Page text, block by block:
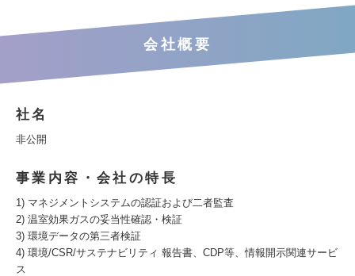
会社概要
社名
非公開
事業内容・会社の特長
1) マネジメントシステムの認証および二者監査
2) 温室効果ガスの妥当性確認・検証
3) 環境データの第三者検証
4) 環境/CSR/サステナビリティ 報告書、CDP等、情報開示関連サービ
ス